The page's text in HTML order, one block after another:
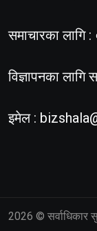
समाचारका
विज्ञापनका
इमेल :
2026 © सर्वाधिकार